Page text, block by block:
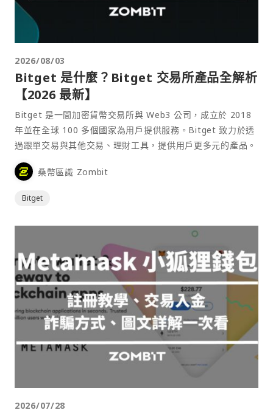
2026/08/03
Bitget 是什麼？Bitget 交易所產品全解析
【2026 最新】
Bitget 是一間加密貨幣交易所與 Web3 公司，成立於 2018
年並在全球 100 多個國家為用戶提供服務。Bitget 致力於透
過跟單交易與其他交易、理財工具，提供用戶更多元的產品。
桑幣區識 Zombit
Bitget
2026/07/28